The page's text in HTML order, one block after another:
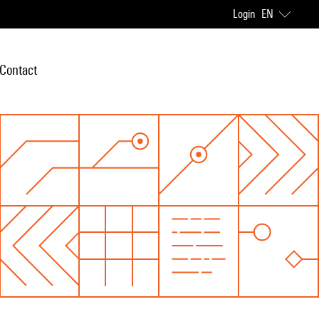
Login EN
Contact